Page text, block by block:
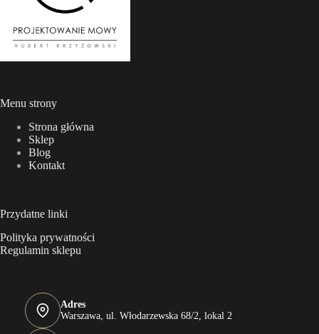
Menu strony
Strona główna
Sklep
Blog
Kontakt
Przydatne linki
Polityka prywatności
Regulamin sklepu
Adres
Warszawa, ul. Włodarzewska 68/2, lokal 2